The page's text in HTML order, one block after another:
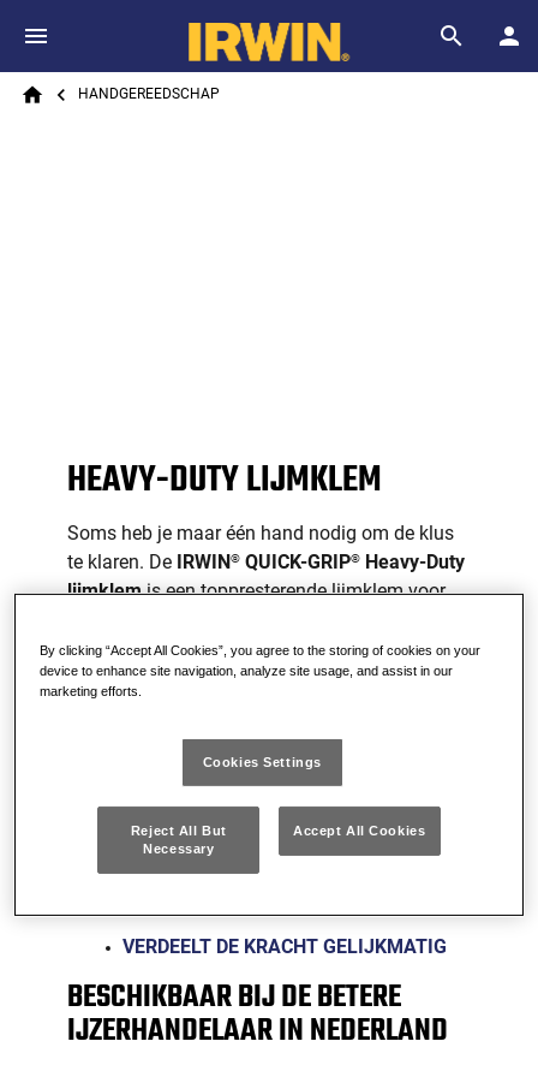
Skip to main content
Search
Breadcrumb
HANDGEREEDSCHAP
HEAVY-DUTY LIJMKLEM
Soms heb je maar één hand nodig om de klus
te klaren. De IRWIN® QUICK-GRIP® Heavy-Duty
lijmklemis een toppresterende lijmklem voor
sloopwerk of ruwe lijmwerkzaamheden. Deze
klem heeft de vorm, de kenmerken en de
drukkracht die nodig is voor elke klemklus. Of
het nu gaat om een klein bijproject of
grootschalige houtbewerking, met de IRWIN
Heavy-Duty éénhandslijmklem
bent u altijd geholpen.
TOT 272 KG KLEMDRUK
QUICK-RELEASE™ TREKKER
VERDEELT DE KRACHT GELIJKMATIG
BESCHIKBAAR BIJ DE BETERE
IJZERHANDELAAR IN NEDERLAND
By clicking “Accept All Cookies”, you agree to the storing of cookies on your
device to enhance site navigation, analyze site usage, and assist in our
marketing efforts.
Cookies Settings
Reject All But
Necessary
Accept All Cookies